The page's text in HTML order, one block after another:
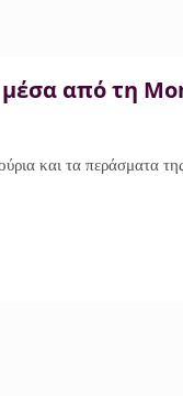
από τη
και τα περάσματα